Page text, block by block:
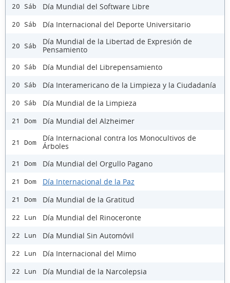
20 Sáb Día Mundial del Software Libre
20 Sáb Día Internacional del Deporte Universitario
20 Sáb
Día Mundial de la Libertad de Expresión de
Pensamiento
20 Sáb Día Mundial del Librepensamiento
20 Sáb Día Interamericano de la Limpieza y la Ciudadanía
20 Sáb Día Mundial de la Limpieza
21 Dom Día Mundial del Alzheimer
21 Dom
Día Internacional contra los Monocultivos de
Árboles
21 Dom Día Mundial del Orgullo Pagano
21 Dom Día Internacional de la Paz
21 Dom Día Mundial de la Gratitud
22 Lun Día Mundial del Rinoceronte
22 Lun Día Mundial Sin Automóvil
22 Lun Día Internacional del Mimo
22 Lun Día Mundial de la Narcolepsia